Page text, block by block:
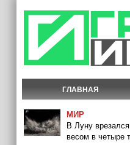
ГЛАВНАЯ
МИР
В Луну
весом в четыре